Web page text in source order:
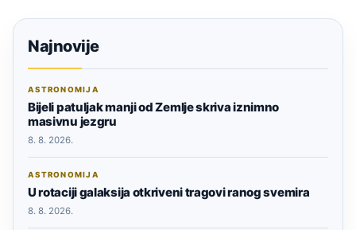
Najnovije
ASTRONOMIJA
Bijeli patuljak manji od Zemlje skriva iznimno
masivnu jezgru
8. 8. 2026.
ASTRONOMIJA
U rotaciji galaksija otkriveni tragovi ranog svemira
8. 8. 2026.